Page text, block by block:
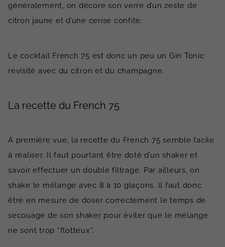
généralement, on décore son verre d’un zeste de
citron jaune et d’une cerise confite.
Le cocktail French 75 est donc un peu un Gin Tonic
revisité avec du citron et du champagne.
La recette du French 75
À première vue, la recette du French 75 semble facile
à réaliser. Il faut pourtant être doté d’un shaker et
savoir effectuer un double filtrage. Par ailleurs, on
shake le mélange avec 8 à 10 glaçons. Il faut donc
être en mesure de doser correctement le temps de
secouage de son shaker pour éviter que le mélange
ne sont trop “flotteux”.